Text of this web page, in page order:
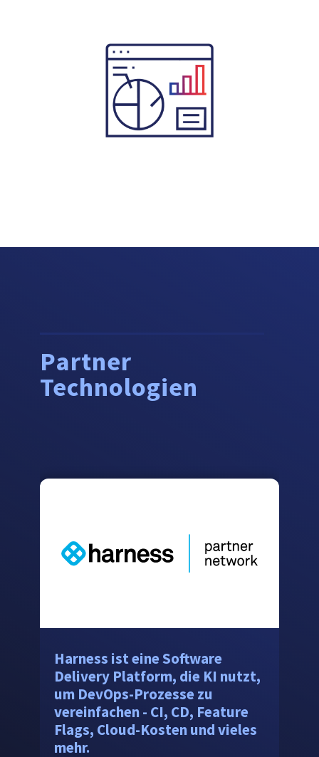
Partner
Technologien
Harness ist eine Software
Delivery Platform, die KI nutzt,
um DevOps-Prozesse zu
vereinfachen - CI, CD, Feature
Flags, Cloud-Kosten und vieles
mehr.